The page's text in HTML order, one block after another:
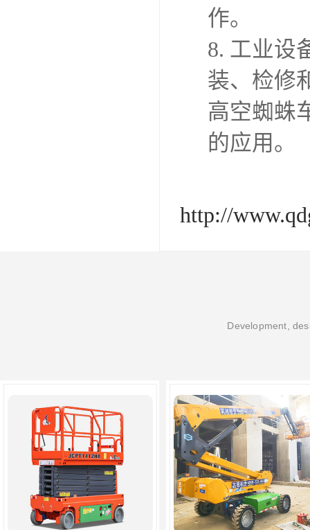
作。
8. 工业设
装、检修
高空蜘蛛
的应用。
http://
Development,